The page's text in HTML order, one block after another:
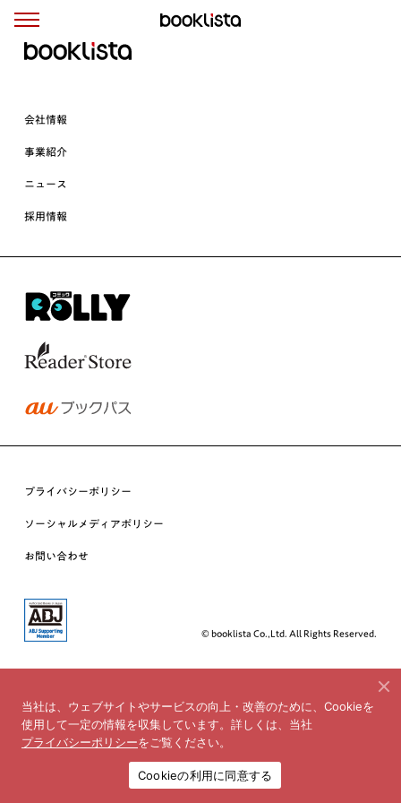
会社情報
事業紹介
ニュース
採用情報
プライバシーポリシー
ソーシャルメディアポリシー
お問い合わせ
© booklista Co.,Ltd. All Rights Reserved.
当社は、ウェブサイトやサービスの向上・改善のために、Cookieを
使用して一定の情報を収集しています。詳しくは、当社
プライバシーポリシーをご覧ください。
Cookieの利用に同意する